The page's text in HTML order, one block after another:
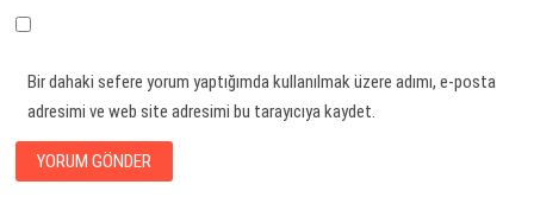
Bir dahaki sefere yorum yaptığımda kullanılmak üzere adımı, e-posta
adresimi ve web site adresimi bu tarayıcıya kaydet.